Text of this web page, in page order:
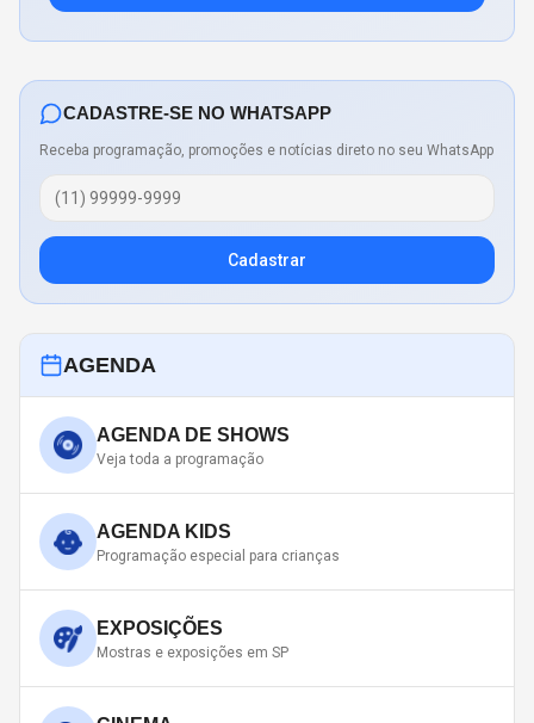
CADASTRE-SE NO WHATSAPP
Receba programação, promoções e notícias direto no seu WhatsApp
Cadastrar
AGENDA
AGENDA DE SHOWS
Veja toda a programação
AGENDA KIDS
Programação especial para crianças
EXPOSIÇÕES
Mostras e exposições em SP